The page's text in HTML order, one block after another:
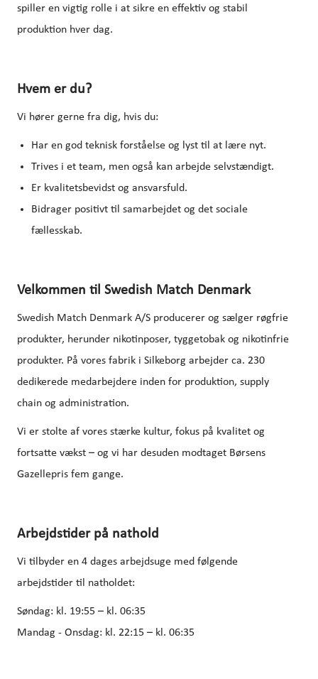
spiller en vigtig rolle i at sikre en effektiv og stabil
produktion hver dag.
Hvem er du?
Vi hører gerne fra dig, hvis du:
Har en god teknisk forståelse og lyst til at lære nyt.
Trives i et team, men også kan arbejde selvstændigt.
Er kvalitetsbevidst og ansvarsfuld.
Bidrager positivt til samarbejdet og det sociale
fællesskab.
Velkommen til Swedish Match Denmark
Swedish Match Denmark A/S producerer og sælger røgfrie
produkter, herunder nikotinposer, tyggetobak og nikotinfrie
produkter. På vores fabrik i Silkeborg arbejder ca. 230
dedikerede medarbejdere inden for produktion, supply
chain og administration.
Vi er stolte af vores stærke kultur, fokus på kvalitet og
fortsatte vækst – og vi har desuden modtaget Børsens
Gazellepris fem gange.
Arbejdstider på nathold
Vi tilbyder en 4 dages arbejdsuge med følgende
arbejdstider til natholdet:
Søndag: kl. 19:55 – kl. 06:35
Mandag - Onsdag: kl. 22:15 – kl. 06:35